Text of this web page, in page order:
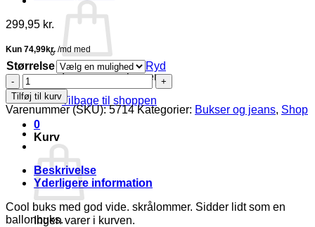
Ingen varer i kurven.
Tilbage til shoppen
0
Kurv
Ingen varer i kurven.
299,95 kr.
Størrelse
Ryd
Only
Ivy
vide
buks
brun
melange
Skl.65
Vejl.
329,95
antal
Tilføj til kurv
Varenummer (SKU):5714 Kategorier: Bukser og jeans, Shop
Beskrivelse
Yderligere information
Cool buks med god vide. skrålommer. Sidder lidt som en
ballonbuks.